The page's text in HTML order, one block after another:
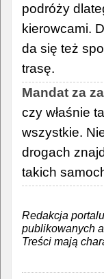
podróży
kierowcami.
da się też
trasę.
Mandat za
czy właśnie
wszystkie.
drogach
takich
Redakcja
publikowanych
Treści mają